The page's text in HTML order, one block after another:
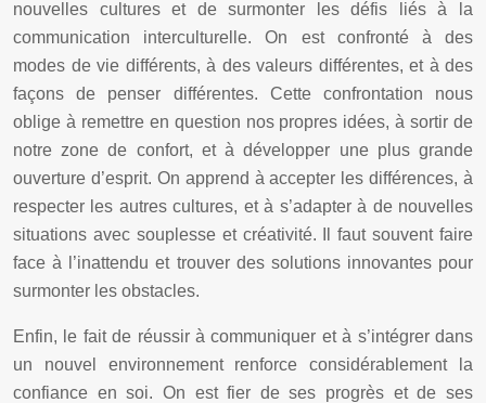
nouvelles cultures et de surmonter les défis liés à la
communication interculturelle. On est confronté à des
modes de vie différents, à des valeurs différentes, et à des
façons de penser différentes. Cette confrontation nous
oblige à remettre en question nos propres idées, à sortir de
notre zone de confort, et à développer une plus grande
ouverture d’esprit. On apprend à accepter les différences, à
respecter les autres cultures, et à s’adapter à de nouvelles
situations avec souplesse et créativité. Il faut souvent faire
face à l’inattendu et trouver des solutions innovantes pour
surmonter les obstacles.
Enfin, le fait de réussir à communiquer et à s’intégrer dans
un nouvel environnement renforce considérablement la
confiance en soi. On est fier de ses progrès et de ses